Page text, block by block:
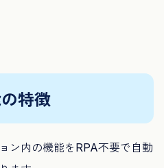
特徴
ン内の機能をRPA不要で自動